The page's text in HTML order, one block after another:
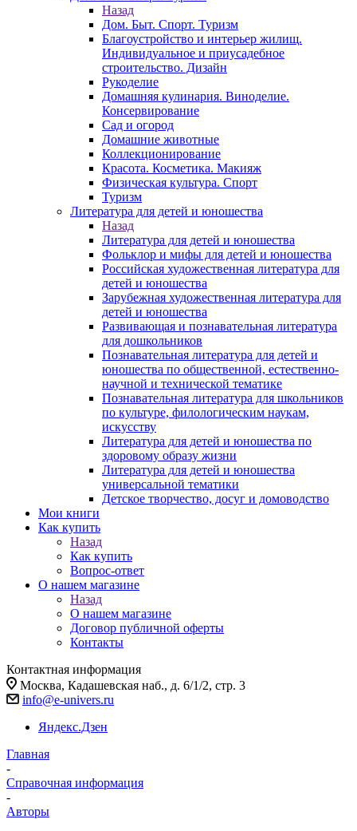
Назад
Дом. Быт. Спорт. Туризм
Благоустройство и интерьер жилищ.
Индивидуальное и приусадебное
строительство. Дизайн
Рукоделие
Домашняя кулинария. Виноделие.
Консервирование
Сад и огород
Домашние животные
Коллекционирование
Красота. Косметика. Макияж
Физическая культура. Спорт
Туризм
Литература для детей и юношества
Назад
Литература для детей и юношества
Фольклор и мифы для детей и юношества
Российская художественная литература для
детей и юношества
Зарубежная художественная литература для
детей и юношества
Развивающая и познавательная литература
для дошкольников
Познавательная литература для детей и
юношества по общественной, естественно-
научной и технической тематике
Познавательная литература для школьников
по культуре, филологическим наукам,
искусству
Литература для детей и юношества по
здоровому образу жизни
Литература для детей и юношества
универсальной тематики
Детское творчество, досуг и домоводство
Мои книги
Как купить
Назад
Как купить
Вопрос-ответ
О нашем магазине
Назад
О нашем магазине
Договор публичной оферты
Контакты
Контактная информация
Москва, Кадашевская наб., д. 6/1/2, стр. 3
info@e-univers.ru
Яндекс.Дзен
Главная
-
Справочная информация
-
Авторы